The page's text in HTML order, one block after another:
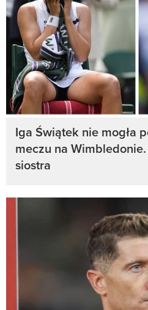
Iga Świątek nie mogła
meczu na
siostra